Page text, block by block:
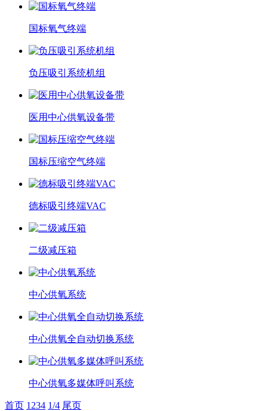
国标氧气终端
负压吸引系统机组
医用中心供氧设备带
国标压缩空气终端
德标吸引终端VAC
二级减压箱
中心供氧系统
中心供氧全自动切换系统
中心供氧多媒体呼叫系统
首页 1 234 1/4 尾页